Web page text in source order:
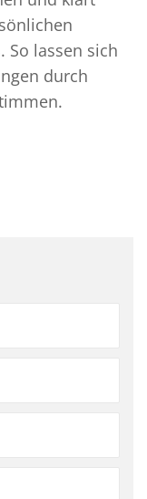
So lassen sich
durch